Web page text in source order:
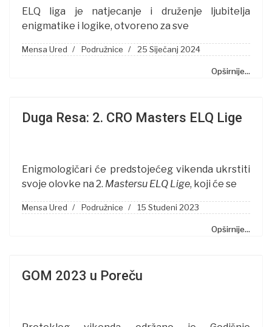
ELQ liga je natjecanje i druženje ljubitelja
enigmatike i logike, otvoreno za sve
Mensa Ured Podružnice 25 Siječanj 2024
Opširnije...
Duga Resa: 2. CRO Masters ELQ Lige
Enigmologičari će predstojećeg vikenda ukrstiti
svoje olovke na 2. Mastersu ELQ Lige, koji će se
Mensa Ured Podružnice 15 Studeni 2023
Opširnije...
GOM 2023 u Poreču